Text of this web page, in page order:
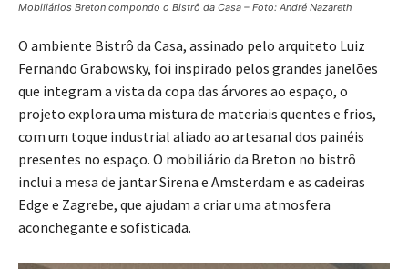
Mobiliários Breton compondo o Bistrô da Casa – Foto: André Nazareth
O ambiente Bistrô da Casa, assinado pelo arquiteto Luiz
Fernando Grabowsky, foi inspirado pelos grandes janelões
que integram a vista da copa das árvores ao espaço, o
projeto explora uma mistura de materiais quentes e frios,
com um toque industrial aliado ao artesanal dos painéis
presentes no espaço. O mobiliário da Breton no bistrô
inclui a mesa de jantar Sirena e Amsterdam e as cadeiras
Edge e Zagrebe, que ajudam a criar uma atmosfera
aconchegante e sofisticada.